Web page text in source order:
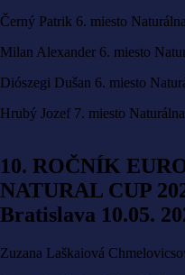
Černý Patrik 6. miesto
Milan Alexander 6. miesto
Diószegi Dušan 6. miesto
Hrubý Jozef 7. miesto
10. ROČNÍK
NATURAL CUP
Bratislava 10.05.
Zuzana Laškaiová